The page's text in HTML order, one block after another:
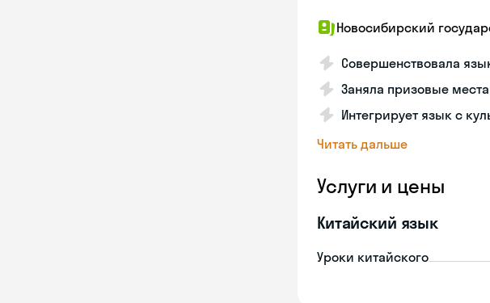
Новосибирский
Совершенствовала
Заняла призовые
Интегрирует язык с
Читать дальше
Услуги и цены
Китайский язык
Уроки китайского